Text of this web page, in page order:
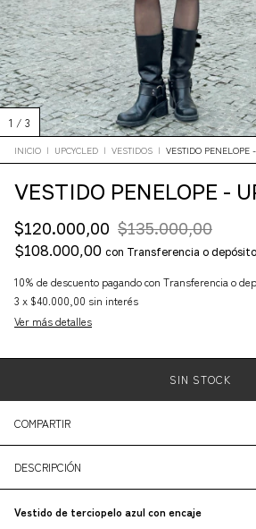
1 / 3
INICIO | UPCYCLED | VESTIDOS | VESTIDO PENELOPE
VESTIDO PENELOPE -
$120.000,00 $135.000,00
$108.000,00 con Transferencia o depósito
10% de descuento pagando con Transferencia o
3 x $40.000,00 sin interés
Ver más detalles
COMPARTIR
DESCRIPCIÓN
Vestido de terciopelo azul con encaje